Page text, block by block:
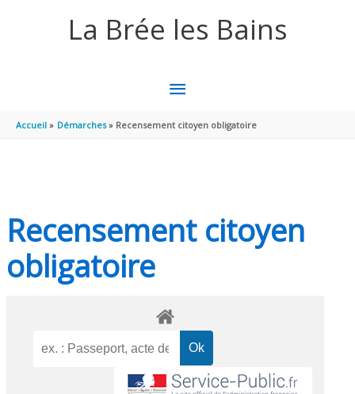
La Brée les Bains
MENU
PRINCIPAL
Accueil Démarches Recensement citoyen obligatoire
Recensement citoyen
obligatoire